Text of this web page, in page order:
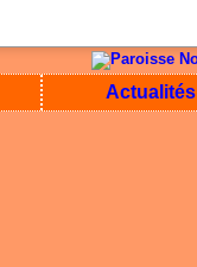
Actualités